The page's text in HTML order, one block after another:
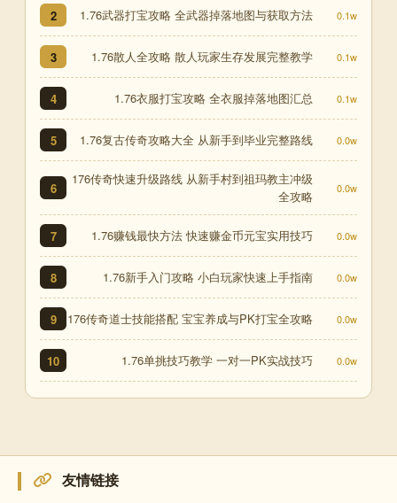
2 1.76武器打宝攻略 全武器掉落地图与获取方法 0.1w
3 1.76散人全攻略 散人玩家生存发展完整教学 0.1w
4 1.76衣服打宝攻略 全衣服掉落地图汇总 0.1w
5 1.76复古传奇攻略大全 从新手到毕业完整路线 0.0w
6
176传奇快速升级路线 从新手村到祖玛教主冲级
全攻略
0.0w
7 1.76赚钱最快方法 快速赚金币元宝实用技巧 0.0w
8 1.76新手入门攻略 小白玩家快速上手指南 0.0w
9 176传奇道士技能搭配 宝宝养成与PK打宝全攻略 0.0w
10 1.76单挑技巧教学 一对一PK实战技巧 0.0w
友情链接